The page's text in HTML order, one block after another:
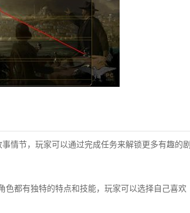
情节，玩家可以通过完成任务来解锁更多有趣的剧
都有独特的特点和技能，玩家可以选择自己喜欢